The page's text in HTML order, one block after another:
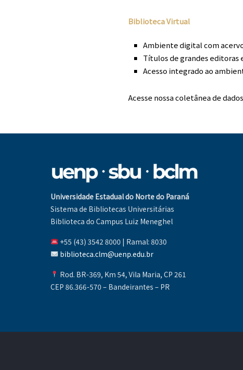
Biblioteca Virtual
Ambiente digital com
Títulos de grandes editoras
Acesso integrado ao
Acesse nossacoletâneade dados
Universidade Estadual do Norte do Paraná
Sistema de Bibliotecas Universitárias
Biblioteca do Campus Luiz Meneghel
+55 (43) 3542 8000 | Ramal: 8030
biblioteca.clm@uenp.edu.br
Rod. BR-369, Km 54, Vila Maria, CP 261
CEP 86.366-570 – Bandeirantes – PR